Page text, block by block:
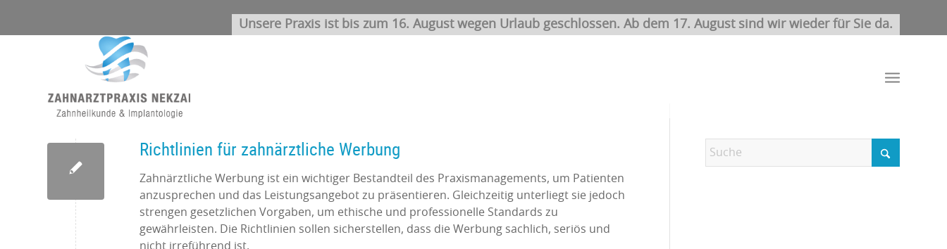
Unsere Praxis ist bis zum 16. August wegen Urlaub geschlossen. Ab dem 17. August sind wir wieder für Sie da.
Richtlinien für zahnärztliche Werbung
Zahnärztliche Werbung ist ein wichtiger Bestandteil des Praxismanagements, um Patienten
anzusprechen und das Leistungsangebot zu präsentieren. Gleichzeitig unterliegt sie jedoch
strengen gesetzlichen Vorgaben, um ethische und professionelle Standards zu
gewährleisten. Die Richtlinien sollen sicherstellen, dass die Werbung sachlich, seriös und
nicht irreführend ist.